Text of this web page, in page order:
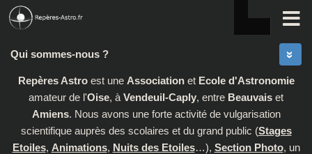
Skip to content
Qui sommes-nous ?
Repères Astroest une Associationet Ecole d'Astronomie
amateur de l'Oise, à Vendeuil-Caply, entre Beauvais et
Amiens. Nous avons une forte activité de vulgarisation
scientifique auprès des scolaires et du grand public (Stages
Etoiles, Animations, Nuits des Etoiles…), Section Photo, un